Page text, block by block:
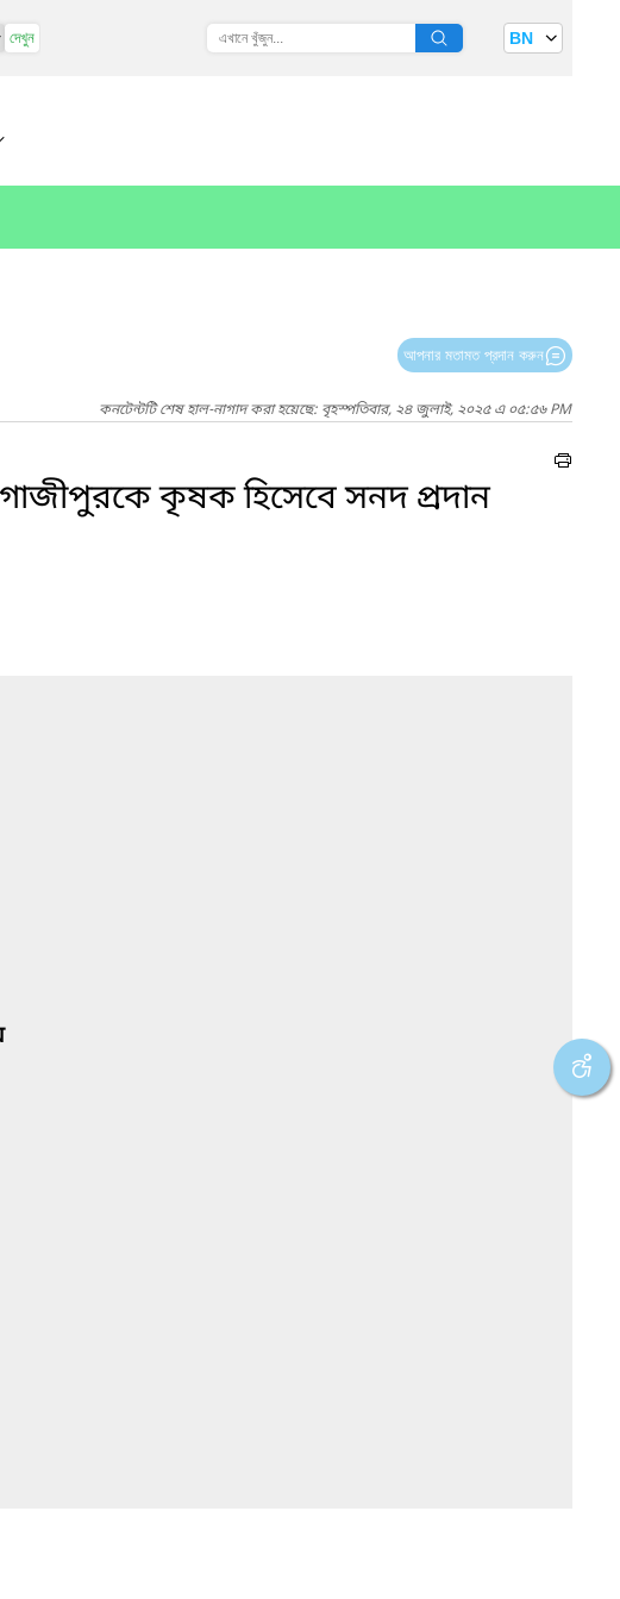
দেখুন BN
আপনার মতামত প্রদান করুন
কনটেন্টটি শেষ হাল-নাগাদ করা হয়েছে: বৃহস্পতিবার, ২৪ জুলাই, ২০২৫ এ ০৫:৫৬ PM
কৃষক হিসেবে সনদ প্রদান